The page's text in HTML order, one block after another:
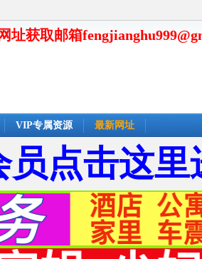
址获取邮箱
VIP专属资源 最新网址
点击这里